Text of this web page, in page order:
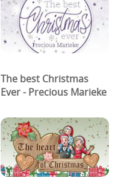
The best Christmas
Ever - Precious Marieke